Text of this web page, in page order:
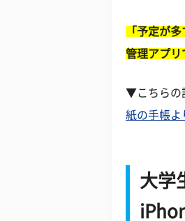
「予定が
管理アプリ
▼こちらの
紙の手帳よ
大学